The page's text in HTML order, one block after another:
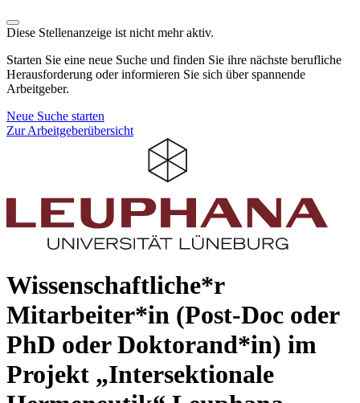
Diese Stellenanzeige ist nicht mehr aktiv.
Starten Sie eine neue Suche und finden Sie ihre nächste berufliche
Herausforderung oder informieren Sie sich über spannende
Arbeitgeber.
Neue Suche starten
Zur Arbeitgeberübersicht
Wissenschaftliche*r
Mitarbeiter*in (Post-Doc oder
PhD oder Doktorand*in) im
Projekt „Intersektionale